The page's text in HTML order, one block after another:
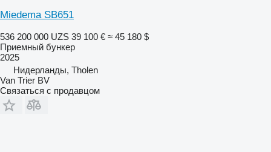
Miedema SB651
536 200 000 UZS 39 100 € ≈ 45 180 $
Приемный бункер
2025
Нидерланды, Tholen
Van Trier BV
Связаться с продавцом